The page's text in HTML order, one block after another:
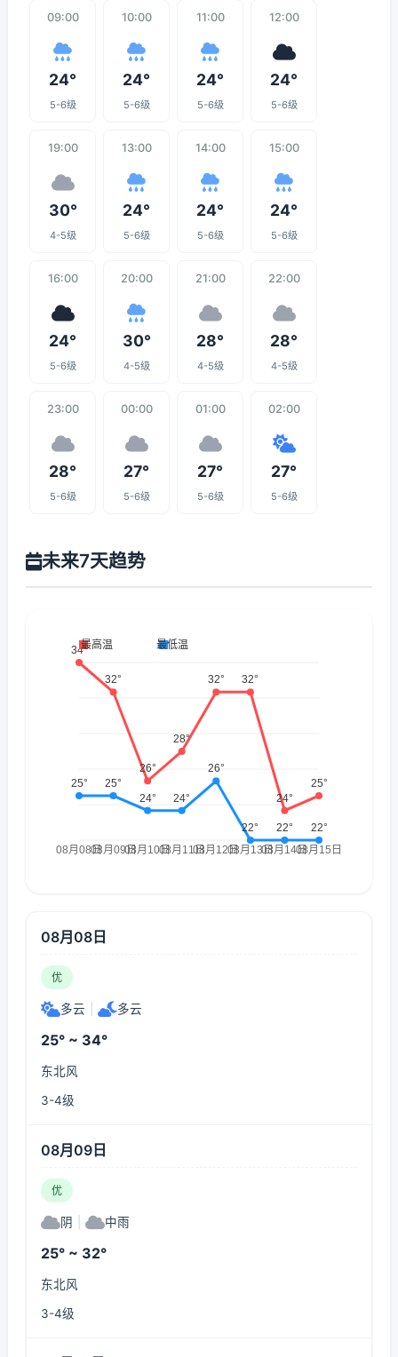
09:00
24°
5-6级
10:00
24°
5-6级
11:00
24°
5-6级
12:00
24°
5-6级
19:00
30°
4-5级
13:00
24°
5-6级
14:00
24°
5-6级
15:00
24°
5-6级
16:00
24°
5-6级
20:00
30°
4-5级
21:00
28°
4-5级
22:00
28°
4-5级
23:00
28°
5-6级
00:00
27°
5-6级
01:00
27°
5-6级
02:00
27°
5-6级
未来7天趋势
08月08日
优
多云 多云
25° ~ 34°
东北风
3-4级
08月09日
优
阴 中雨
25° ~ 32°
东北风
3-4级